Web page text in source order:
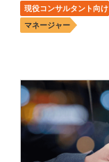
現役コンサルタント向け
マネージャー